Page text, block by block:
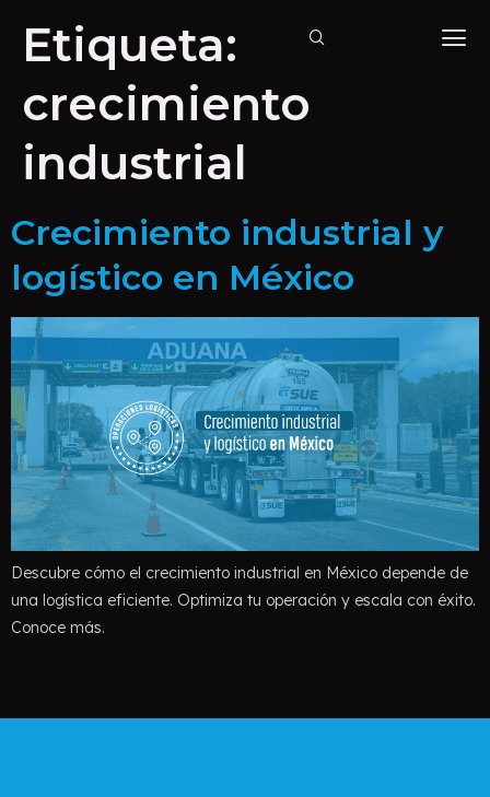
Etiqueta:
crecimiento
industrial
Crecimiento industrial y
logístico en México
Descubre cómo el crecimiento industrial en México depende de
una logística eficiente. Optimiza tu operación y escala con éxito.
Conoce más.